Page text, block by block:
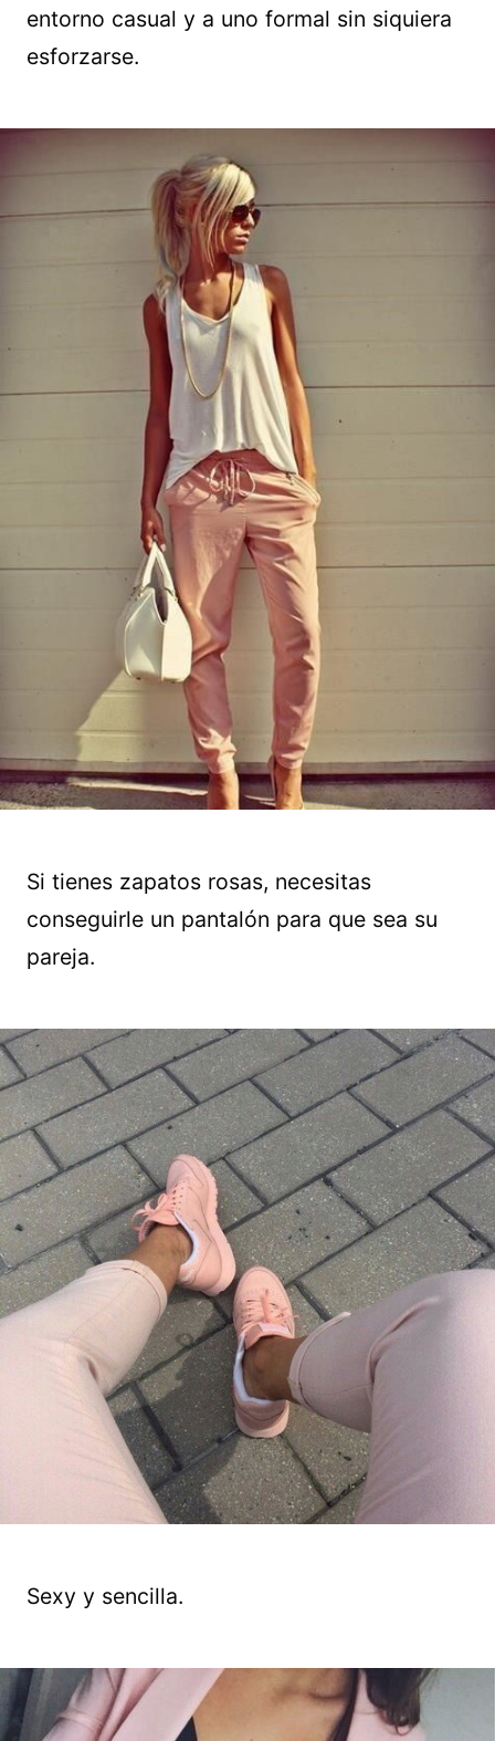
entorno casual y a uno formal sin siquiera
esforzarse.
Si tienes zapatos rosas, necesitas
conseguirle un pantalón para que sea su
pareja.
Sexy y sencilla.